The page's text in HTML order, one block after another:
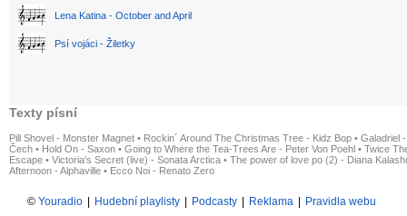
Lena Katina - October and April
Psí vojáci - Žiletky
Texty písní
Pill Shovel - Monster Magnet • Rockin´ Around The Christmas Tree - Kidz Bop • Galadriel
Čech • Hold On - Saxon • Going to Where the Tea-Trees Are - Peter Von Poehl • Twice
Escape • Victoria's Secret (live) - Sonata Arctica • The power of love po (2) - Diana
Afternoon - Alphaville • Ecco Noi - Renato Zero
© Youradio Hudební playlisty Podcasty Reklama Pravidla webu